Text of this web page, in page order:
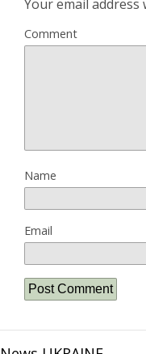
Your email
Comment
Name
Email